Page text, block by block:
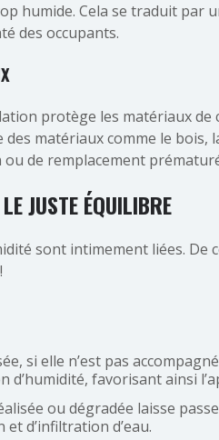
humide. Cela se traduit par
des occupants.
protège les matériaux de
matériaux comme le
de remplacement
JUSTE ÉQUILIBRE
sont intimement liées.
si elle n’est pas
favorisant ainsi
ou dégradée laisse
d’infiltration d’eau.